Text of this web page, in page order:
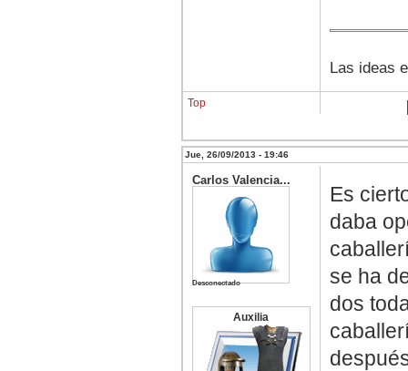
Las ideas
Top
Jue, 26/09/2013 - 19:46
Carlos Valencia...
Desconectado
Auxilia
Es
daba
se ha
dos